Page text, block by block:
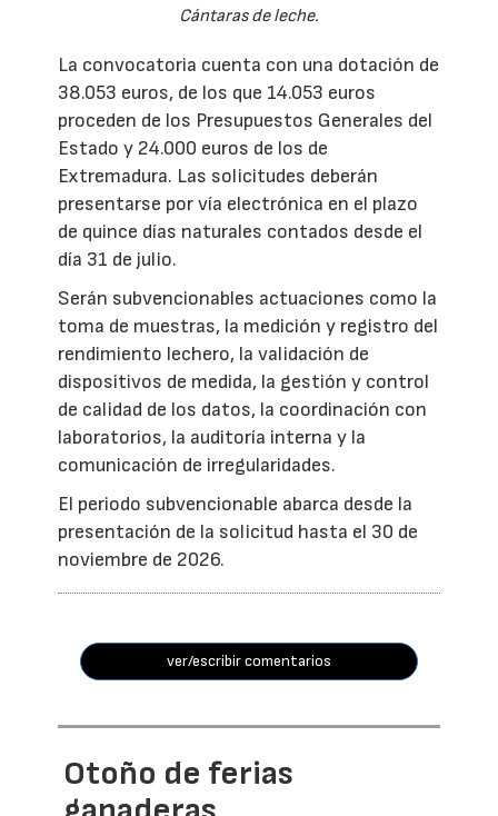
Cántaras de leche.
La convocatoria cuenta con una dotación de
38.053 euros, de los que 14.053 euros
proceden de los Presupuestos Generales del
Estado y 24.000 euros de los de
Extremadura. Las solicitudes deberán
presentarse por vía electrónica en el plazo
de quince días naturales contados desde el
día 31 de julio.
Serán subvencionables actuaciones como la
toma de muestras, la medición y registro del
rendimiento lechero, la validación de
dispositivos de medida, la gestión y control
de calidad de los datos, la coordinación con
laboratorios, la auditoría interna y la
comunicación de irregularidades.
El periodo subvencionable abarca desde la
presentación de la solicitud hasta el 30 de
noviembre de 2026.
ver/escribir comentarios
Otoño de ferias